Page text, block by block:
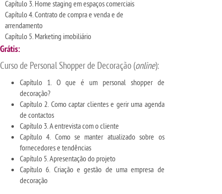
Capítulo 3. Home staging em espaços comerciais
Capítulo 4. Contrato de compra e venda e de
arrendamento
Capítulo 5. Marketing imobiliário
Grátis:
Curso de Personal Shopper de Decoração (online):
Capítulo 1. O que é um personal shopper de
decoração?
Capítulo 2. Como captar clientes e gerir uma agenda
de contactos
Capítulo 3. A entrevista com o cliente
Capítulo 4. Como se manter atualizado sobre os
fornecedores e tendências
Capítulo 5. Apresentação do projeto
Capítulo 6. Criação e gestão de uma empresa de
decoração